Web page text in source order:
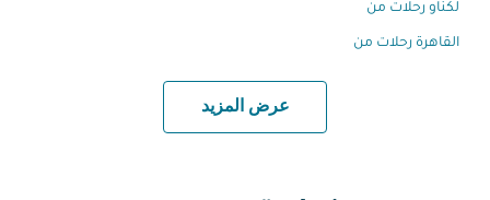
لكناو رحلات من
القاهرة رحلات من
عرض المزيد